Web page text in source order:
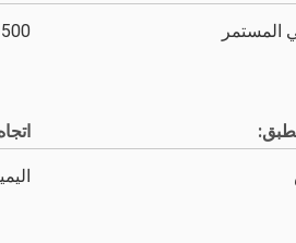
المستمر 1500 مم × 800 مم ×